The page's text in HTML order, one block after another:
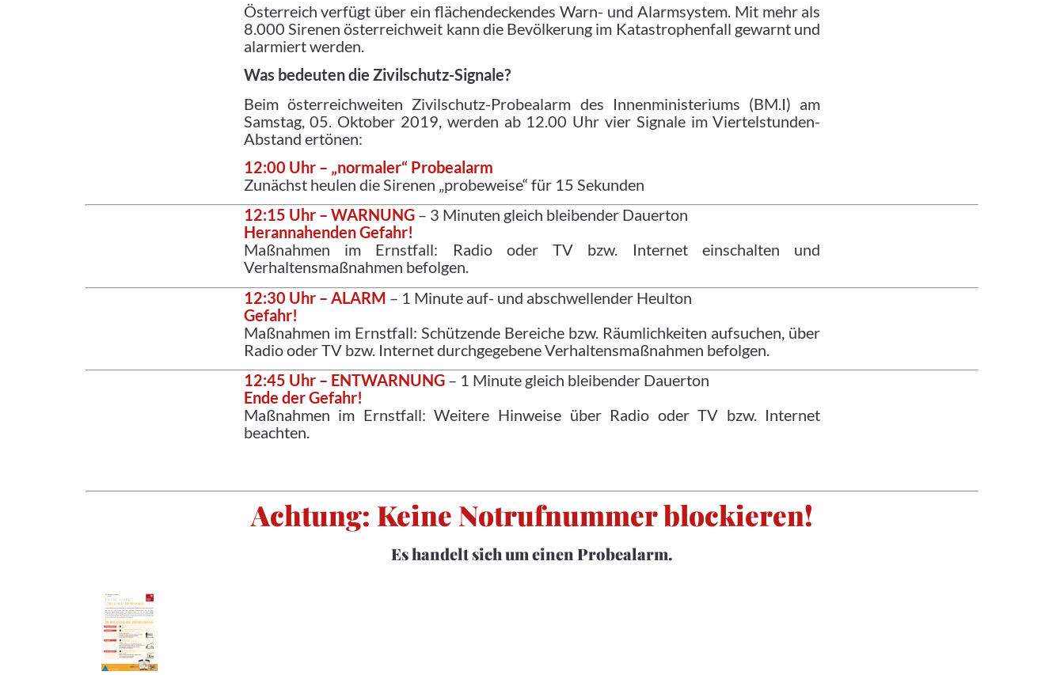
Österreich verfügt über ein flächendeckendes Warn- und Alarmsystem. Mit mehr als
8.000 Sirenen österreichweit kann die Bevölkerung im Katastrophenfall gewarnt und
alarmiert werden.
Was bedeuten die Zivilschutz-Signale?
Beim österreichweiten Zivilschutz-Probealarm des Innenministeriums (BM.I) am
Samstag, 05. Oktober 2019, werden ab 12.00 Uhr vier Signale im Viertelstunden-
Abstand ertönen:
12:00 Uhr – „normaler“ Probealarm
Zunächst heulen die Sirenen „probeweise“ für 15 Sekunden
12:15 Uhr – WARNUNG– 3 Minuten gleich bleibender Dauerton
Herannahenden Gefahr!
Maßnahmen im Ernstfall: Radio oder TV bzw. Internet einschalten und
Verhaltensmaßnahmen befolgen.
12:30 Uhr – ALARM – 1 Minute auf- und abschwellender Heulton
Gefahr!
Maßnahmen im Ernstfall: Schützende Bereiche bzw. Räumlichkeiten aufsuchen, über
Radio oder TV bzw. Internet durchgegebene Verhaltensmaßnahmen befolgen.
12:45 Uhr – ENTWARNUNG– 1 Minute gleich bleibender Dauerton
Ende der Gefahr!
Maßnahmen im Ernstfall: Weitere Hinweise über Radio oder TV bzw. Internet
beachten.
Achtung: Keine Notrufnummer blockieren!
Es handelt sich um einen Probealarm.